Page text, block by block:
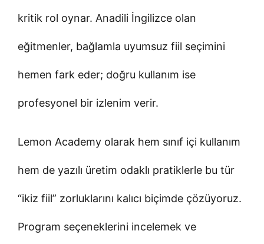
kritik rol oynar. Anadili İngilizce olan
eğitmenler, bağlamla uyumsuz fiil seçimini
hemen fark eder; doğru kullanım ise
profesyonel bir izlenim verir.
Lemon Academy olarak hem sınıf içi kullanım
hem de yazılı üretim odaklı pratiklerle bu tür
“ikiz fiil” zorluklarını kalıcı biçimde çözüyoruz.
Program seçeneklerini incelemek ve